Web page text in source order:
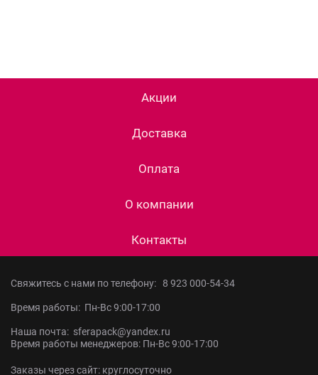
Акции
Доставка
Оплата
О компании
Контакты
Свяжитесь с нами по телефону: 8 923 000-54-34
Время работы: Пн-Вс 9:00-17:00
Наша почта: sferapack@yandex.ru
Время работы менеджеров: Пн-Вс 9:00-17:00
Заказы через сайт: круглосуточно